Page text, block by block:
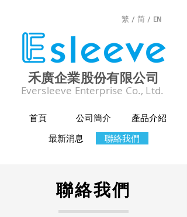
繁 / 简 / EN
禾廣企業股份有限公司
Eversleeve Enterprise Co., Ltd.
首頁 公司簡介 產品介紹
最新消息 聯絡我們
聯絡我們